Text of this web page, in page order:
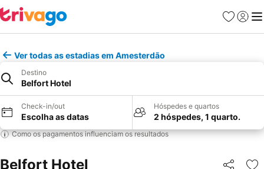
Favoritos
Iniciar
Ver todas as estadias em Amesterdão
Destino
Belfort Hotel
Check-in/out
Escolha as datas
Hóspedes e quartos
2 hóspedes, 1 quarto.
Como os pagamentos influenciam os resultados
Belfort Hotel